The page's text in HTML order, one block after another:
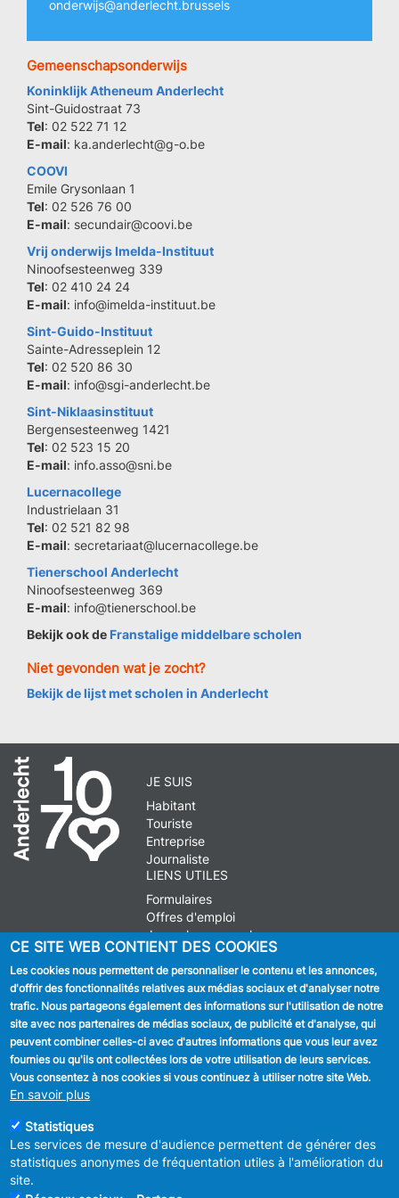
onderwijs@anderlecht.brussels
Gemeenschapsonderwijs
Koninklijk Atheneum Anderlecht
Sint-Guidostraat 73
Tel: 02 522 71 12
E-mail: ka.anderlecht@g-o.be
COOVI
Emile Grysonlaan 1
Tel: 02 526 76 00
E-mail: secundair@coovi.be
Vrij onderwijs Imelda-Instituut
Ninoofsesteenweg 339
Tel: 02 410 24 24
E-mail: info@imelda-instituut.be
Sint-Guido-Instituut
Sainte-Adresseplein 12
Tel: 02 520 86 30
E-mail: info@sgi-anderlecht.be
Sint-Niklaasinstituut
Bergensesteenweg 1421
Tel: 02 523 15 20
E-mail: info.asso@sni.be
Lucernacollege
Industrielaan 31
Tel: 02 521 82 98
E-mail: secretariaat@lucernacollege.be
Tienerschool Anderlecht
Ninoofsesteenweg 369
E-mail: info@tienerschool.be
Bekijk ook de Franstalige middelbare scholen
Niet gevonden wat je zocht?
Bekijk de lijst met scholen in Anderlecht
JE SUIS
Habitant
Touriste
Entreprise
Journaliste
LIENS UTILES
Formulaires
Offres d'emploi
Journal communal
Stationnement
SUIVEZ NOUS
Facebook
Linkedin
CE SITE WEB CONTIENT DES COOKIES
Les cookies nous permettent de personnaliser le contenu et les annonces,
d'offrir des fonctionnalités relatives aux médias sociaux et d'analyser notre
trafic. Nous partageons également des informations sur l'utilisation de notre
site avec nos partenaires de médias sociaux, de publicité et d'analyse, qui
peuvent combiner celles-ci avec d'autres informations que vous leur avez
fournies ou qu'ils ont collectées lors de votre utilisation de leurs services.
Vous consentez à nos cookies si vous continuez à utiliser notre site Web.
En savoir plus
Statistiques
Les services de mesure d'audience permettent de générer des
statistiques anonymes de fréquentation utiles à l'amélioration du
site.